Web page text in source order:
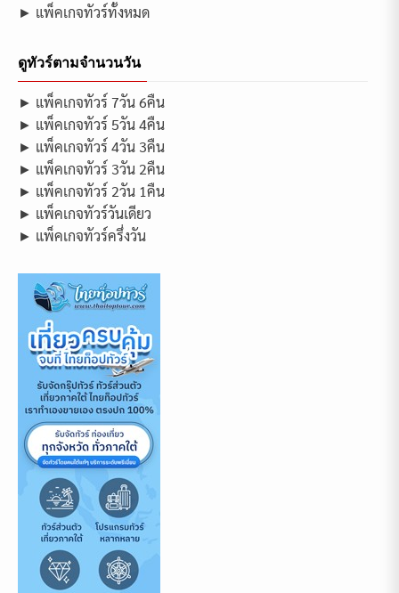
► แพ็คเกจทัวร์ทั้งหมด
ดูทัวร์ตามจำนวนวัน
► แพ็คเกจทัวร์ 7วัน 6คืน
► แพ็คเกจทัวร์ 5วัน 4คืน
► แพ็คเกจทัวร์ 4วัน 3คืน
► แพ็คเกจทัวร์ 3วัน 2คืน
► แพ็คเกจทัวร์ 2วัน 1คืน
► แพ็คเกจทัวร์วันเดียว
► แพ็คเกจทัวร์ครึ่งวัน